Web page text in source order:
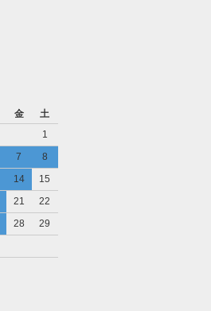
金
土
1
7
8
14
15
21
22
28
29